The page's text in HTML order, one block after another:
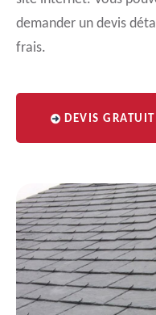
demander un devis
frais.
DEVIS GRATUIT